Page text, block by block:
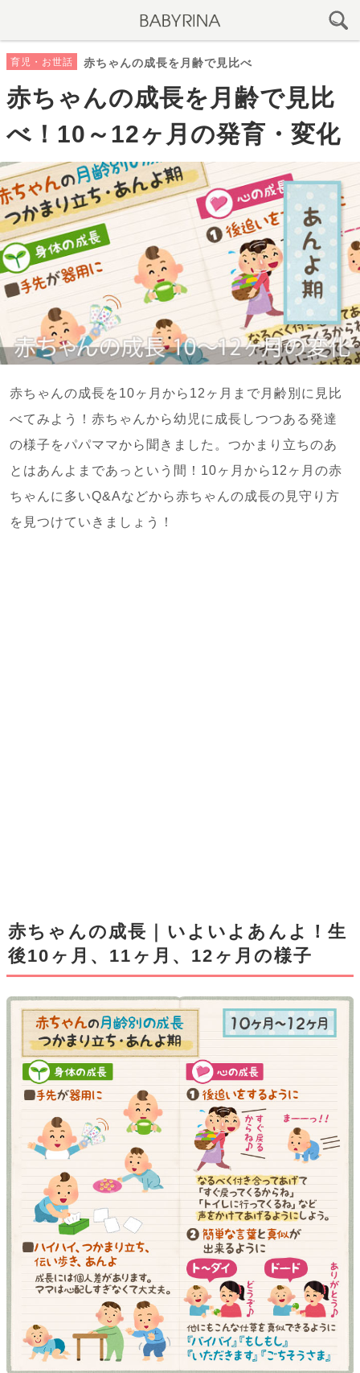
育児・お世話 赤ちゃんの成長を月齢で見比べ
赤ちゃんの成長を月齢で見比
べ！10～12ヶ月の発育・変化
赤ちゃんの成長を10ヶ月から12ヶ月まで月齢別に見比
べてみよう！赤ちゃんから幼児に成長しつつある発達
の様子をパパママから聞きました。つかまり立ちのあ
とはあんよまであっという間！10ヶ月から12ヶ月の赤
ちゃんに多いQ&Aなどから赤ちゃんの成長の見守り方
を見つけていきましょう！
赤ちゃんの成長｜いよいよあんよ！生
後10ヶ月、11ヶ月、12ヶ月の様子